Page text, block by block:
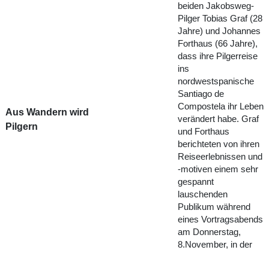
Aus Wandern wird
Pilgern
beiden Jakobsweg-
Pilger Tobias Graf (28
Jahre) und Johannes
Forthaus (66 Jahre),
dass ihre Pilgerreise
ins
nordwestspanische
Santiago de
Compostela ihr Leben
verändert habe. Graf
und Forthaus
berichteten von ihren
Reiseerlebnissen und
-motiven einem sehr
gespannt
lauschenden
Publikum während
eines Vortragsabends
am Donnerstag,
8.November, in der